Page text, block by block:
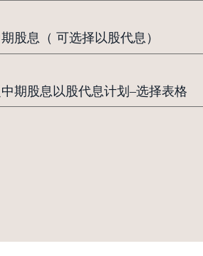
股息（ 可选择以股代息）
期股息以股代息计划–选择表格